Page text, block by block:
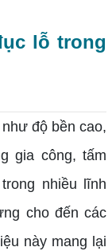
lỗ trong
độ bền cao,
gia công, tấm
nhiều lĩnh
cho đến các
này mang lại